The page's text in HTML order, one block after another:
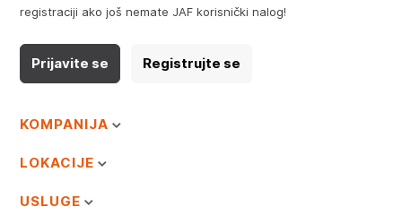
registraciji ako još nemate JAF korisnički nalog!
Prijavite se Registrujte se
KOMPANIJA
LOKACIJE
USLUGE